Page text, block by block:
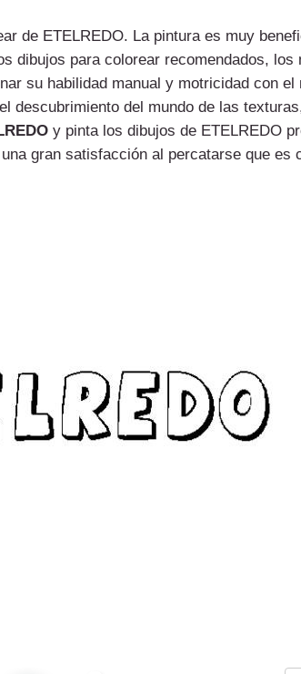
de ETELREDO. La pintura es muy
dibujos para colorear recomendados, los
su habilidad manual y motricidad con el
descubrimiento del mundo de las
y pinta los dibujos de ETELREDO
gran satisfacción al percatarse que es